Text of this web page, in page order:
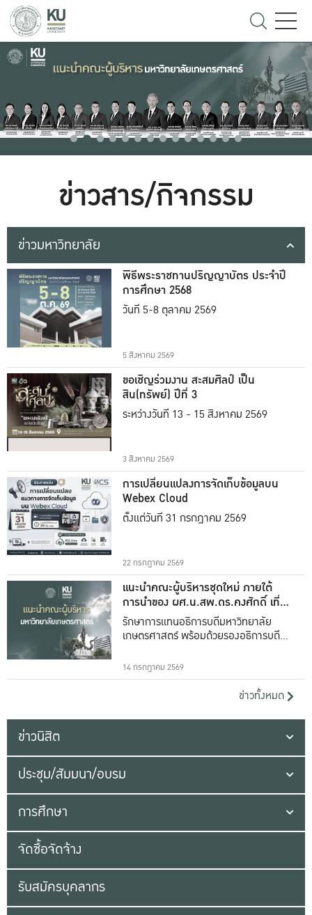
ข่าวสาร/กิจกรรม
ข่าวมหาวิทยาลัย
พิธีพระราชทานปริญญาบัตร ประจำปี
การศึกษา 2568
วันที่ 5-8 ตุลาคม 2569
5 สิงหาคม 2569
ขอเชิญร่วมงาน สะสมศิลป์ เป็น
สิน(ทรัพย์) ปีที่ 3
ระหว่างวันที่ 13 - 15 สิงหาคม 2569
3 สิงหาคม 2569
การเปลี่ยนแปลงการจัดเก็บข้อมูลบน
Webex Cloud
ตั้งแต่วันที่ 31 กรกฎาคม 2569
22 กรกฎาคม 2569
แนะนำคณะผู้บริหารชุดใหม่ ภายใต้
การนำของ ผศ.น.สพ.ดร.คงศักดิ์ เที่ยง
ธรรม
รักษาการแทนอธิการบดีมหาวิทยาลัย
เกษตรศาสตร์ พร้อมด้วยรองอธิการบดีทั้ง
14 กรกฎาคม 2569
ข่าวทั้งหมด
ข่าวนิสิต
ประชุม/สัมมนา/อบรม
การศึกษา
จัดซื้อจัดจ้าง
รับสมัครบุคลากร